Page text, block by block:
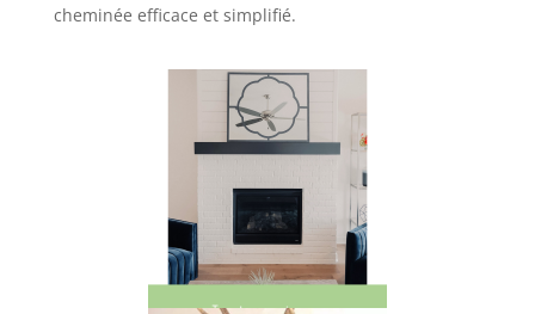
cheminée efficace et simplifié.